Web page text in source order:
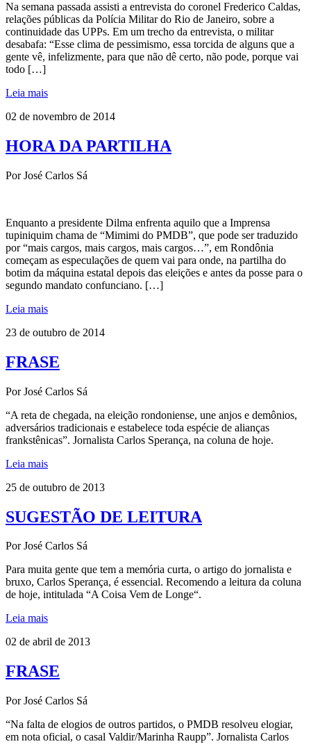
Na semana passada assisti a entrevista do coronel Frederico Caldas,
relações públicas da Polícia Militar do Rio de Janeiro, sobre a
continuidade das UPPs. Em um trecho da entrevista, o militar
desabafa: “Esse clima de pessimismo, essa torcida de alguns que a
gente vê, infelizmente, para que não dê certo, não pode, porque vai
todo […]
Leia mais
02 de novembro de 2014
HORA DA PARTILHA
Por José Carlos Sá
Enquanto a presidente Dilma enfrenta aquilo que a Imprensa
tupiniquim chama de “Mimimi do PMDB”, que pode ser traduzido
por “mais cargos, mais cargos, mais cargos…”, em Rondônia
começam as especulações de quem vai para onde, na partilha do
botim da máquina estatal depois das eleições e antes da posse para o
segundo mandato confunciano. […]
Leia mais
23 de outubro de 2014
FRASE
Por José Carlos Sá
“A reta de chegada, na eleição rondoniense, une anjos e demônios,
adversários tradicionais e estabelece toda espécie de alianças
frankstênicas”. Jornalista Carlos Sperança, na coluna de hoje.
Leia mais
25 de outubro de 2013
SUGESTÃO DE LEITURA
Por José Carlos Sá
Para muita gente que tem a memória curta, o artigo do jornalista e
bruxo, Carlos Sperança, é essencial. Recomendo a leitura da coluna
de hoje, intitulada “A Coisa Vem de Longe“.
Leia mais
02 de abril de 2013
FRASE
Por José Carlos Sá
“Na falta de elogios de outros partidos, o PMDB resolveu elogiar,
em nota oficial, o casal Valdir/Marinha Raupp”. Jornalista Carlos